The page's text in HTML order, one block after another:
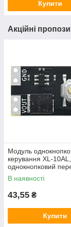
Купити
Акційні
Модуль
керування XL-10AL,
однокнопковий
фіксацією, 5В 10А,
енергоефективний
В наявності
43,55 ₴
Купити